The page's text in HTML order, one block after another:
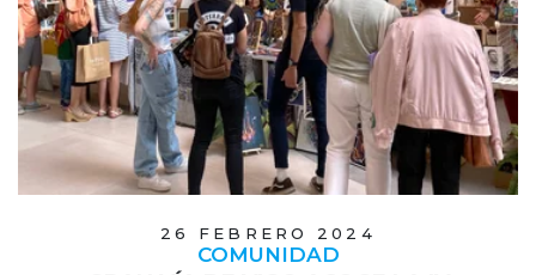
26 FEBRERO 2024
COMUNIDAD